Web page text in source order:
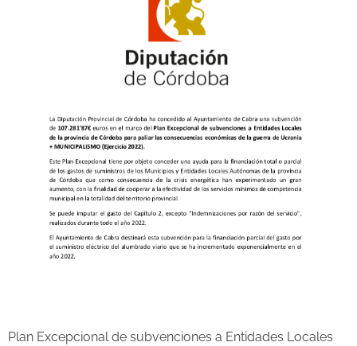
Plan Excepcional de subvenciones a Entidades Locales